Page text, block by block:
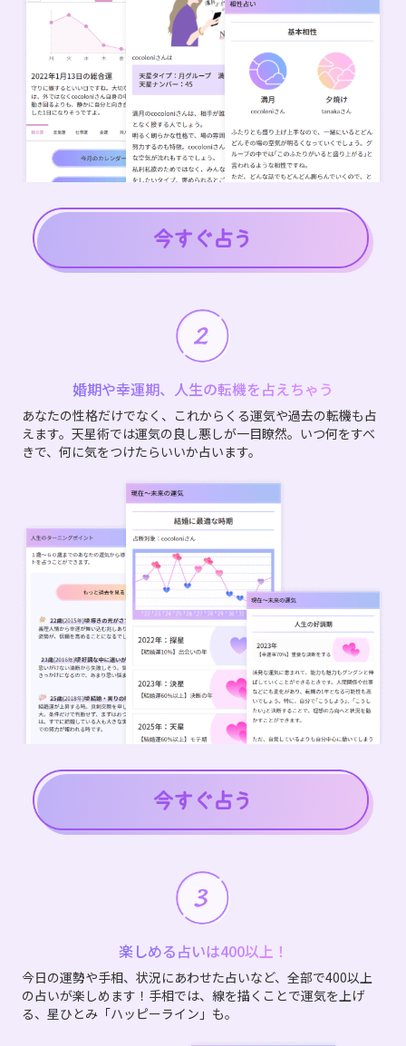
婚期や幸運期、人生の転機を占えちゃう
あなたの性格だけでなく、これからくる運気や過去の転機も占
えます。天星術では運気の良し悪しが一目瞭然。いつ何をすべ
きで、何に気をつけたらいいか占います。
楽しめる占いは400以上！
今日の運勢や手相、状況にあわせた占いなど、全部で400以上
の占いが楽しめます！手相では、線を描くことで運気を上げ
る、星ひとみ「ハッピーライン」も。